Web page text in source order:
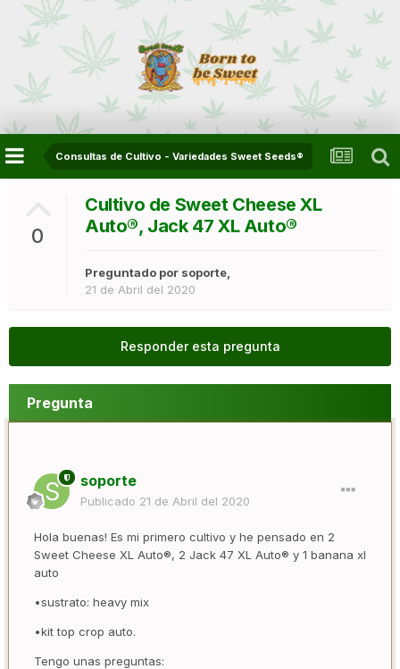
Consultas de Cultivo - Variedades Sweet Seeds®
0
Cultivo de Sweet Cheese XL
Auto®, Jack 47 XL Auto®
Preguntado por soporte,
21 de Abril del 2020
Responder esta pregunta
Pregunta
soporte
Publicado 21 de Abril del 2020
Hola buenas! Es mi primero cultivo y he pensado en 2
Sweet Cheese XL Auto®, 2 Jack 47 XL Auto® y 1 banana xl
auto
•sustrato: heavy mix
•kit top crop auto.
Tengo unas preguntas: